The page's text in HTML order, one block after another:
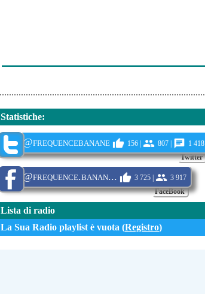
Statistiche:
Twitter
@frequencebanane 156 | 807 | 1 418
FaceBook
@frequence.banan... 3 725 | 3 917
Lista di radio
La Sua Radio playlist è vuota (Registro)